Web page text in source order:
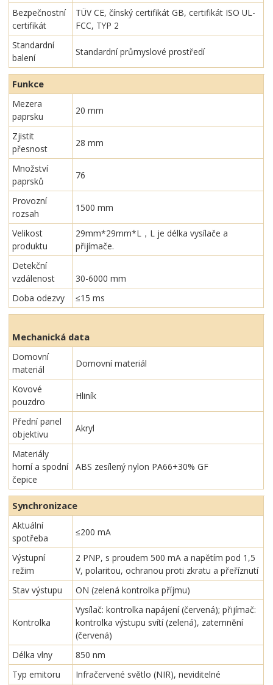
Bezpečnostní
certifikát
TÜV CE, čínský certifikát GB, certifikát ISO UL-
FCC, TYP 2
Standardní
balení
Standardní průmyslové prostředí
Funkce
Mezera
paprsku
20 mm
Zjistit
přesnost
28 mm
Množství
paprsků
76
Provozní
rozsah
1500 mm
Velikost
produktu
29mm*29mm*L，L je délka vysílače a
přijímače.
Detekční
vzdálenost
30-6000 mm
Doba odezvy
≤15 ms
Mechanická data
Domovní
materiál
Domovní materiál
Kovové
pouzdro
Hliník
Přední panel
objektivu
Akryl
Materiály
horní a spodní
čepice
ABS zesílený nylon PA66+30% GF
Synchronizace
Aktuální
spotřeba
≤200 mA
Výstupní
režim
2 PNP, s proudem 500 mA a napětím pod 1,5
V, polaritou, ochranou proti zkratu a přeříznutí
Stav výstupu
ON (zelená kontrolka příjmu)
Kontrolka
Vysílač: kontrolka napájení (červená); přijímač:
kontrolka výstupu svítí (zelená), zatemnění
(červená)
Délka vlny
850 nm
Typ emitoru
Infračervené světlo (NIR), neviditelné